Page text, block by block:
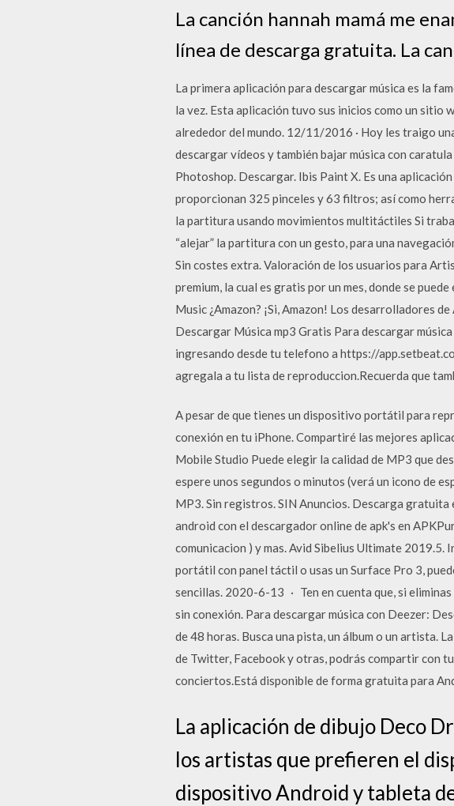
La canción hannah mamá me
línea de descarga gratuita. La
La primera aplicación para descargar música es la
la vez. Esta aplicación tuvo sus inicios como un sitio
alrededor del mundo. 12/11/2016 · Hoy les traigo
descargar vídeos y también bajar música con
Photoshop. Descargar. Ibis Paint X. Es una
proporcionan 325 pinceles y 63 filtros; así como
la partitura usando movimientos multitáctiles Si
“alejar” la partitura con un gesto, para una
Sin costes extra. Valoración de los usuarios para
premium, la cual es gratis por un mes, donde se
Music ¿Amazon? ¡Si, Amazon! Los desarrolladores
Descargar Música mp3 Gratis Para descargar
ingresando desde tu telefono a https://
agregala a tu lista de reproduccion.Recuerda que
A pesar de que tienes un dispositivo portátil para
conexión en tu iPhone. Compartiré las mejores
Mobile Studio Puede elegir la calidad de MP3 que
espere unos segundos o minutos (verá un icono de
MP3. Sin registros. SIN Anuncios. Descarga
android con el descargador online de apk's en
comunicacion ) y mas. Avid Sibelius Ultimate
portátil con panel táctil o usas un Surface Pro 3,
sencillas. 2020-6-13 · Ten en cuenta que, si
sin conexión. Para descargar música con Deezer:
de 48 horas. Busca una pista, un álbum o un artista.
de Twitter, Facebook y otras, podrás compartir con
conciertos.Está disponible de forma gratuita para
La aplicación de dibujo Deco
los artistas que prefieren el
dispositivo Android y tableta